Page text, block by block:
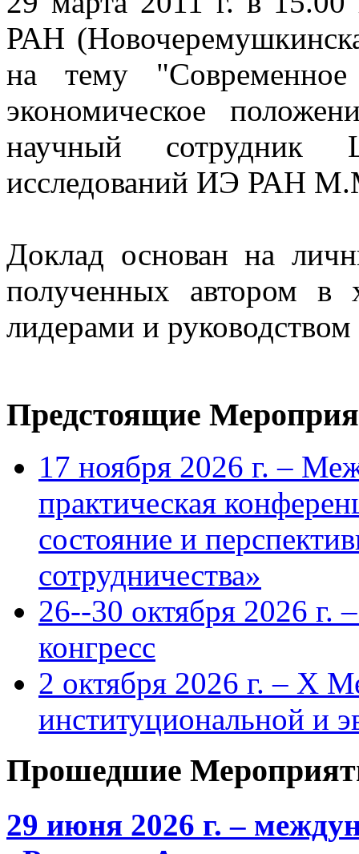
РАН
на тему "Современное
экономическое
научный сотрудник
исследований ИЭ РАН
Доклад основан на
полученных автором в
лидерами и
Предстоящие
17 ноября 2026 г. –
практическая
состояние и
сотрудничества»
26--30 октября 2026 г.
конгресс
2 октября 2026 г. – X
институциональной и
Прошедшие
29 июня 2026 г. –